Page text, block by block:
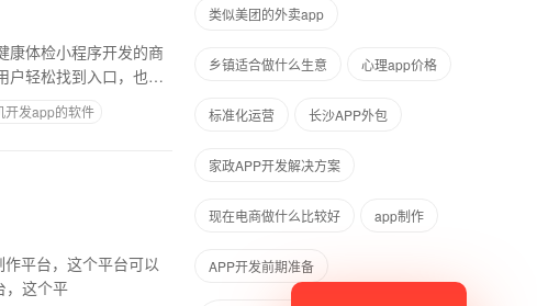
康体检小程序开发的商
户轻松找到入口，也能
开发app的软件
平台，这个平台可以
，这个平
类似美团的外卖app
乡镇适合做什么生意 心理app价格
标准化运营 长沙APP外包
家政APP开发解决方案
现在电商做什么比较好 app制作
APP开发前期准备